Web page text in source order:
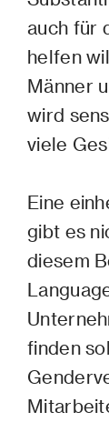
auch für
helfen
Männer
wird
viele
Eine
gibt es
diesem
finden